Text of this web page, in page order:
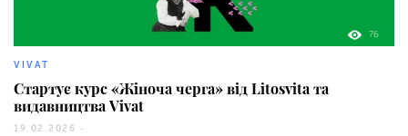
76
VIVAT
Стартує курс «Жіноча черга» від Litosvita та
видавництва Vivat
19.02.2026 -